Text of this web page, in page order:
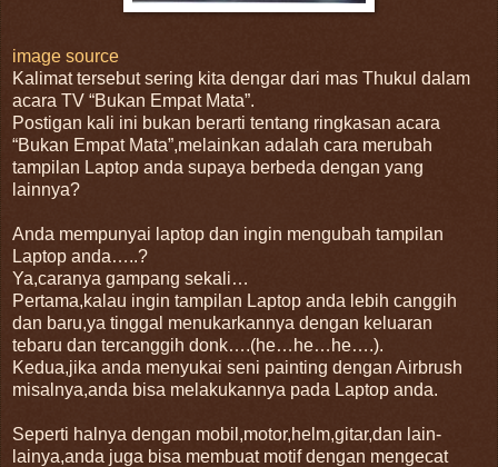
image source
Kalimat tersebut sering kita dengar dari mas Thukul dalam
acara TV “Bukan Empat Mata”.
Postigan kali ini bukan berarti tentang ringkasan acara
“Bukan Empat Mata”,melainkan adalah cara merubah
tampilan Laptop anda supaya berbeda dengan yang
lainnya?
Anda mempunyai laptop dan ingin mengubah tampilan
Laptop anda…..?
Ya,caranya gampang sekali…
Pertama,kalau ingin tampilan Laptop anda lebih canggih
dan baru,ya tinggal menukarkannya dengan keluaran
tebaru dan tercanggih donk….(he…he…he….).
Kedua,jika anda menyukai seni painting dengan Airbrush
misalnya,anda bisa melakukannya pada Laptop anda.
Seperti halnya dengan mobil,motor,helm,gitar,dan lain-
lainya,anda juga bisa membuat motif dengan mengecat